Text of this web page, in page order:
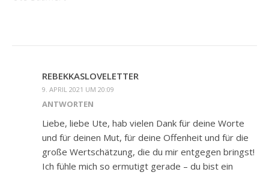
REBEKKASLOVELETTER
9. APRIL 2021 UM 20:09
ANTWORTEN
Liebe, liebe Ute, hab vielen Dank für deine Worte
und für deinen Mut, für deine Offenheit und für die
große Wertschätzung, die du mir entgegen bringst!
Ich fühle mich so ermutigt gerade – du bist ein